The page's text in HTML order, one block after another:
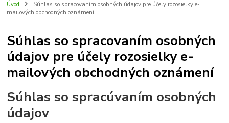
Úvod
Súhlas so spracovaním osobných údajov pre účely rozosielky e-
mailových obchodných oznámení
Súhlas so spracovaním osobných
údajov pre účely rozosielky e-
mailových obchodných oznámení
Súhlas so spracúvaním osobných
údajov